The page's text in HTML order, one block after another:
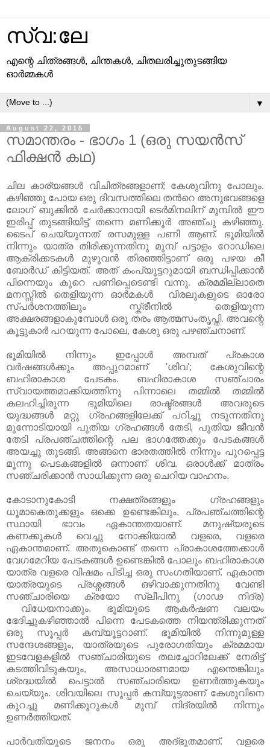
സ്വ:ലേ
എന്റെ ചിത്രങ്ങള്‍, ചിന്തകള്‍, ചിതലരിച്ചുതുടങ്ങിയ
ഓര്‍മ്മകള്‍
▼
August 22, 2015
സമാന്തരം - ഭാഗം 1 (ഒരു സയന്‍സ്
ഫിക്ഷന്‍ കഥ)
ചില കാര്യങ്ങള്‍ വിചിത്രങ്ങളാണ്; കേശുവിനു പോലും.
കഴിഞ്ഞു പോയ ഒരു ദിവസത്തിലെ തന്‍റെ അനുഭവങ്ങളെ
ലോഗ് ബുക്കില്‍ ചേര്‍ക്കാനായി ടെര്‍മിനലിന് മുമ്പില്‍ ഈ
ഇരിപ്പ് തുടങ്ങിയിട്ട് തന്നെ മണിക്കൂര്‍ അഞ്ചു കഴിഞ്ഞു.
ടൈപ് ചെയ്യുന്നത് രസമുള്ള പണി ആണ്. ഭൂമിയില്‍
നിന്നും യാത്ര തിരിക്കുന്നതിനു മുമ്പ് പട്ടാളം റോഡിലെ
ആക്രിക്കടകള്‍ മുഴുവന്‍ തിരഞ്ഞിട്ടാണ് ഒരു പഴയ കീ
ബോര്‍ഡ്‌ കിട്ടിയത്. അത് കംപ്യൂട്ടറുമായി ബന്ധിപ്പിക്കാന്‍
പിന്നെയും കുറെ പണിപ്പെടെണ്ടി വന്നു. ക്രമമില്ലാതെ
മനസ്സില്‍ തെളിയുന്ന ഓര്‍മകള്‍ വിരലുകളുടെ ഓരോ
സ്പര്‍ശനത്തിലും സ്ക്രീനില്‍ തെളിയുന്ന
അക്ഷരങ്ങളാകുമ്പോള്‍ ഒരു തരം ആത്മസംതൃപ്തി. അവന്റെ
കൂട്ടുകാര്‍ പറയുന്ന പോലെ, കേശു ഒരു പഴഞ്ചനാണ്.
ഭൂമിയില്‍ നിന്നും ഇപ്പോള്‍ അമ്പത് പ്രകാശ
വര്‍ഷങ്ങള്‍ക്കും അപ്പുറമാണ് 'ശിവ'; കേശുവിന്റെ
ബഹിരാകാശ പേടകം. ബഹിരാകാശ സഞ്ചാരം
സ്വായത്തമാക്കിയത്തിനു പിന്നാലെ തമ്മില്‍ തമ്മില്‍
കലഹിച്ചിരുന്ന ഭൂമിയിലെ രാഷ്ട്രങ്ങള്‍ അവരുടെ
യുദ്ധങ്ങള്‍ മറ്റു ഗ്രഹങ്ങളിലേക്ക് പറിച്ചു നടുന്നതിനു
മുന്നോടിയായി പുതിയ ഗ്രഹങ്ങള്‍ തേടി, പുതിയ ജീവന്‍
തേടി പ്രപഞ്ചത്തിന്റെ പല ഭാഗത്തേക്കും പേടകങ്ങള്‍
അയച്ചു തുടങ്ങി. അങ്ങനെ ഭാരതത്തില്‍ നിന്നും പുറപ്പെട്ട
മൂന്നു പെടകങ്ങളില്‍ ഒന്നാണ് ശിവ. ഒരാള്‍ക്ക് മാത്രം
സഞ്ചരിക്കാന്‍ സാധിക്കുന്ന ഒരു ചെറിയ വാഹനം.
കോടാനുകോടി നക്ഷത്രങ്ങളും ഗ്രഹങ്ങളും
ധൂമാകെതുക്കളും ഒക്കെ ഉണ്ടെങ്കിലും, പ്രപഞ്ചത്തിന്റെ
സ്ഥായി ഭാവം ഏകാന്തതയാണ്. മനുഷ്യരുടെ
കണക്കുകള്‍ വെച്ചു നോക്കിയാല്‍ വളരെ, വളരെ
ഏകാന്തമാണ്. അതുകൊണ്ട് തന്നെ പ്രാകാശത്തേക്കാള്‍
വേഗമേറിയ പേടകങ്ങള്‍ ഉണ്ടെങ്കില്‍ പോലും ബഹിരാകാശ
യാത്ര വളരെ വിഷമം പിടിച്ച ഒരു സംഗതിയാണ്. ഏകാന്ത
യാത്രയുടെ പ്രശ്നങ്ങള്‍ ഒഴിവാക്കുന്നതിനു വേണ്ടി
സഞ്ചാരിയെ ക്രയോ സ്ലീപിനു (ഗാഢ നിദ്ര)
വിധേയനാക്കും. ഭൂമിയുടെ ആകര്‍ഷണ വലയം
ഭേദിച്ചുകഴിഞ്ഞാല്‍ പിന്നെ പേടകത്തെ നിയന്ത്രിക്കുന്നത്
ഒരു സൂപ്പര്‍ കമ്പ്യൂട്ടറാണ്. ഭൂമിയില്‍ നിന്നുമുള്ള
സന്ദേശങ്ങളും, യാത്രയുടെ പുരോഗതിയും ക്രമമായ
ഇടവേളകളില്‍ സഞ്ചാരിയുടെ തലച്ചോറിലേക്ക് നേരിട്ട്
കടത്തിവിടുകയും, അസാധാരണമായ എന്തെങ്കിലും
ശ്രദ്ധയില്‍ പെട്ടാല്‍ സഞ്ചാരിയെ ഉണര്‍ത്തുകയും
ചെയ്യും. ശിവയിലെ സൂപ്പര്‍ കമ്പ്യൂട്ടരാണ് കേശുവിനെ
കുറച്ചു മണിക്കൂറുകള്‍ മുമ്പ് നിദ്രയില്‍ നിന്നും
ഉണര്‍ത്തിയത്.
പാര്‍വതിയുടെ ജനനം ഒരു അദ്ഭുതമാണ്‌. വളരെ